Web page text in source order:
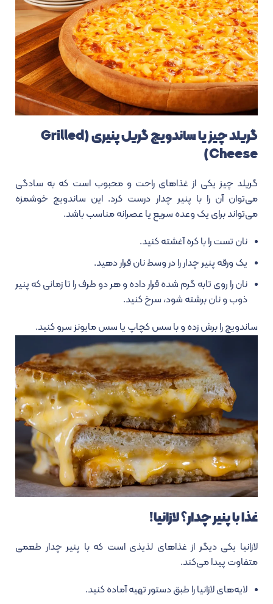
گریلد چیز یا ساندویچ گریل پنیری (Grilled
Cheese)
گریلد چیز یکی از غذاهای راحت و محبوب است که به سادگی
می‌توان آن را با پنیر چدار درست کرد. این ساندویچ خوشمزه
می‌تواند برای یک وعده سریع یا عصرانه مناسب باشد.
نان تست را با کره آغشته کنید.
یک ورقه پنیر چدار را در وسط نان قرار دهید.
نان را روی تابه گرم شده قرار داده و هر دو طرف را تا زمانی که پنیر
ذوب و نان برشته شود، سرخ کنید.
ساندویچ را برش زده و با سس کچاپ یا سس مایونز سرو کنید.
غذا با پنیر چدار؟ لازانیا!
لازانیا یکی دیگر از غذاهای لذیذی است که با پنیر چدار طعمی
متفاوت پیدا می‌کند.
لایه‌های لازانیا را طبق دستور تهیه آماده کنید.